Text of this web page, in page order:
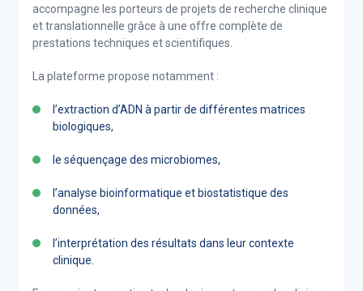
accompagne les porteurs de projets de recherche clinique
et translationnelle grâce à une offre complète de
prestations techniques et scientifiques.
La plateforme propose notamment :
l’extraction d’ADN à partir de différentes matrices
biologiques,
le séquençage des microbiomes,
l’analyse bioinformatique et biostatistique des
données,
l’interprétation des résultats dans leur contexte
clinique.